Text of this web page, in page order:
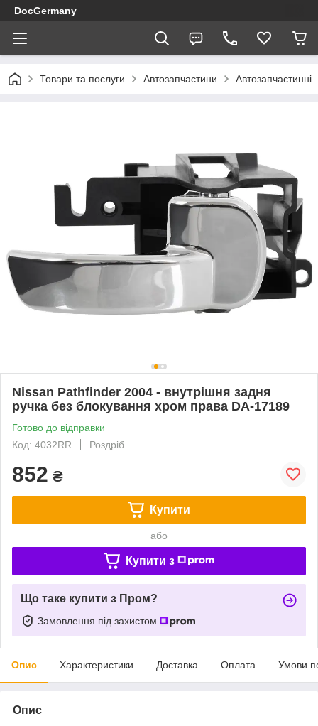
DocGermany
Товари та послуги Автозапчастини Автозапчастинні
Nissan Pathfinder 2004 - внутрішня задня
ручка без блокування хром права DA-17189
Готово до відправки
Код: 4032RR
Роздріб
852 ₴
Купити
або
Купити з
Що таке купити з Пром?
Замовлення під захистом
Опис Характеристики Доставка Оплата Умови
Опис